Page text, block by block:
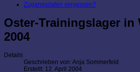
Zugangsdaten vergessen?
Oster-Trainingslager in
2004
Details
Geschrieben von:Anja Sommerfeld
Erstellt: 12. April 2004